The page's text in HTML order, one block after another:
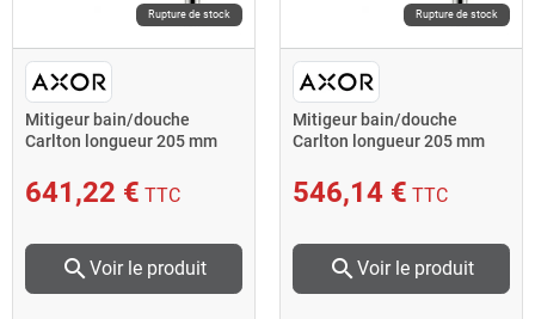
Rupture de stock
Mitigeur bain/douche
Carlton longueur 205 mm
641,22 € TTC
search Voir le produit
Rupture de stock
Mitigeur bain/douche
Carlton longueur 205 mm
546,14 € TTC
search Voir le produit